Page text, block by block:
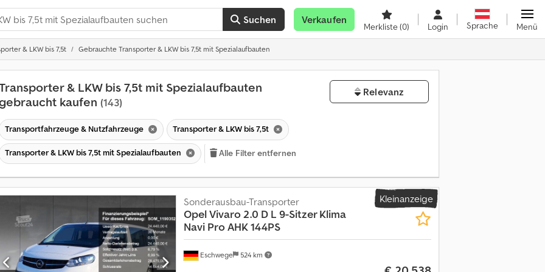
Suchen Verkaufen
Merkliste(0) Login Sprache Menü
& LKW bis 7,5t Gebrauchte Transporter & LKW bis 7,5t mit Spezialaufbauten
& LKW bis 7,5t mit Spezialaufbauten
kaufen (143)
Relevanz
Transportfahrzeuge & Nutzfahrzeuge Transporter & LKW bis 7,5t
Transporter & LKW bis 7,5t mit Spezialaufbauten Alle Filter entfernen
Kleinanzeige
Eschwege 524 km
Sonderausbau-Transporter
OpelVivaro 2.0 D L 9-Sitzer Klima
Navi Pro AHK 144PS